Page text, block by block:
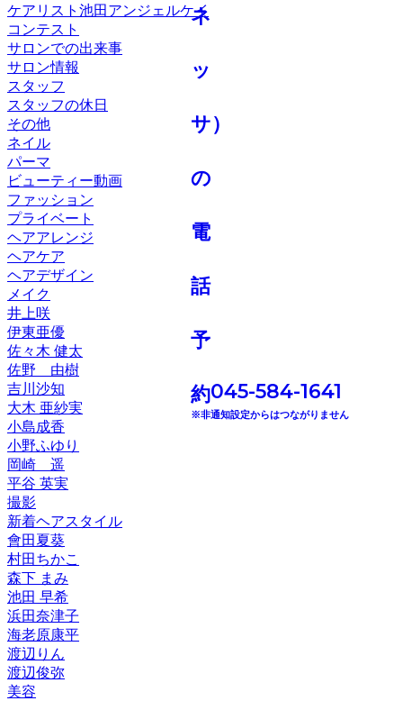
045-584-1641
※非通知設定からはつながりません
ケアリスト池田アンジェルケイ
コンテスト
サロンでの出来事
サロン情報
スタッフ
スタッフの休日
その他
ネイル
パーマ
ビューティー動画
ファッション
プライベート
ヘアアレンジ
ヘアケア
ヘアデザイン
メイク
井上咲
伊東亜優
佐々木 健太
佐野 由樹
吉川沙知
大木 亜紗実
小島成香
小野ふゆり
岡崎 遥
平谷 英実
撮影
新着ヘアスタイル
會田夏葵
村田ちかこ
森下 まみ
池田 早希
浜田奈津子
海老原康平
渡辺りん
渡辺俊弥
美容